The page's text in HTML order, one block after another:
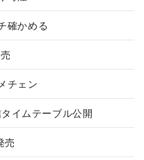
確かめる
チェン
イムテーブル公開
売